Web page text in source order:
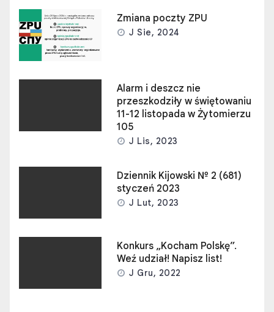
Zmiana poczty ZPU
J Sie, 2024
Alarm i deszcz nie
przeszkodziły w świętowaniu
11-12 listopada w Żytomierzu
105
J Lis, 2023
Dziennik Kijowski № 2 (681)
styczeń 2023
J Lut, 2023
Konkurs „Kocham Polskę”.
Weź udział! Napisz list!
J Gru, 2022